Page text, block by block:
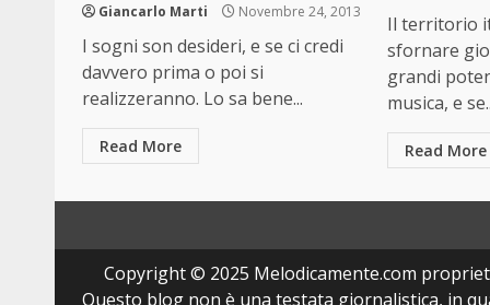
Giancarlo Marti Novembre 24, 2013
I sogni son desideri, e se ci credi
davvero prima o poi si
realizzeranno. Lo sa bene...
Read More
Il territorio
sfornare
grandi
musica, e
Read More
Copyright © 2025 Melodicamente.com
Questo blog non è una testata giornalistica, in